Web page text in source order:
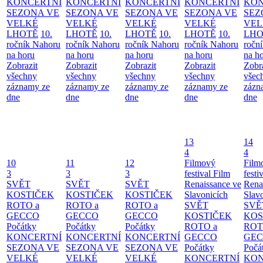
SEZONA VE
VELKÉ
LHOTĚ 10.
ročník Nahoru
na horu
Zobrazit
všechny
záznamy ze
dne
SEZONA VE
VELKÉ
LHOTĚ 10.
ročník Nahoru
na horu
Zobrazit
všechny
záznamy ze
dne
SEZONA VE
VELKÉ
LHOTĚ 10.
ročník Nahoru
na horu
Zobrazit
všechny
záznamy ze
dne
SEZONA VE
VELKÉ
LHOTĚ 10.
ročník Nahoru
na horu
Zobrazit
všechny
záznamy ze
dne
na
dne
10
3
SVĚT
KOSTIČEK
ROTO a
GECCO
Počátky
KONCERTNÍ
SEZONA VE
VELKÉ
11
3
SVĚT
KOSTIČEK
ROTO a
GECCO
Počátky
KONCERTNÍ
SEZONA VE
VELKÉ
12
3
SVĚT
KOSTIČEK
ROTO a
GECCO
Počátky
KONCERTNÍ
SEZONA VE
VELKÉ
13
4
Filmový
festival Film
Renaissance ve
Slavonicích
SVĚT
KOSTIČEK
ROTO a
GECCO
Počátky
KONCERTNÍ
14
4